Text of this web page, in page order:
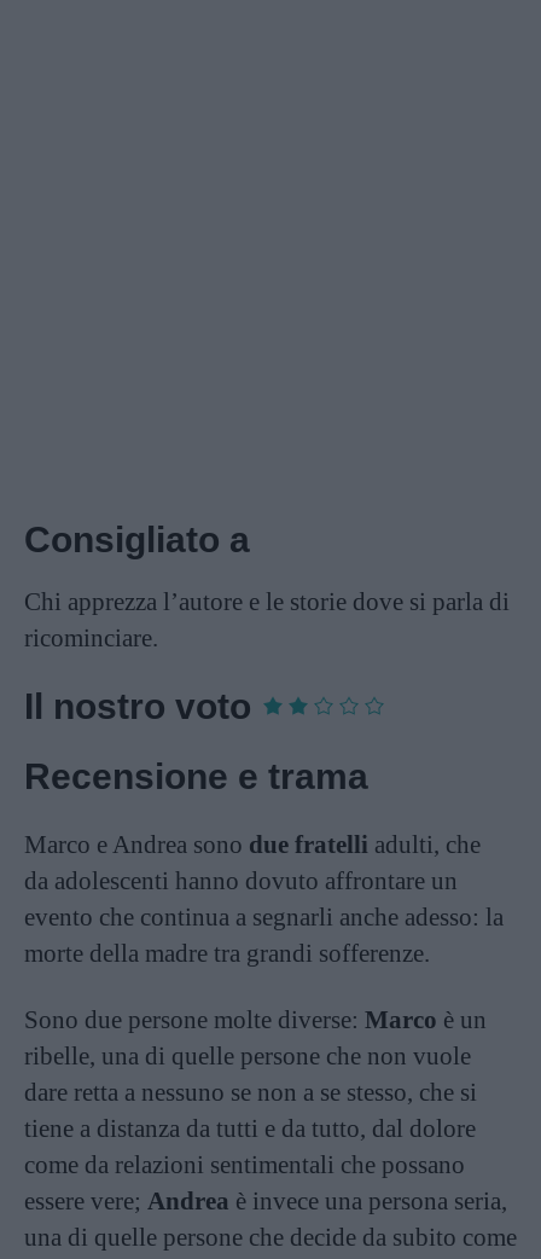
Consigliato a
Chi apprezza l’autore e le storie dove si parla di
ricominciare.
Il nostro voto
Recensione e trama
Marco e Andrea sono due fratelli adulti, che
da adolescenti hanno dovuto affrontare un
evento che continua a segnarli anche adesso: la
morte della madre tra grandi sofferenze.
Sono due persone molte diverse: Marco è un
ribelle, una di quelle persone che non vuole
dare retta a nessuno se non a se stesso, che si
tiene a distanza da tutti e da tutto, dal dolore
come da relazioni sentimentali che possano
essere vere; Andrea è invece una persona seria,
una di quelle persone che decide da subito come